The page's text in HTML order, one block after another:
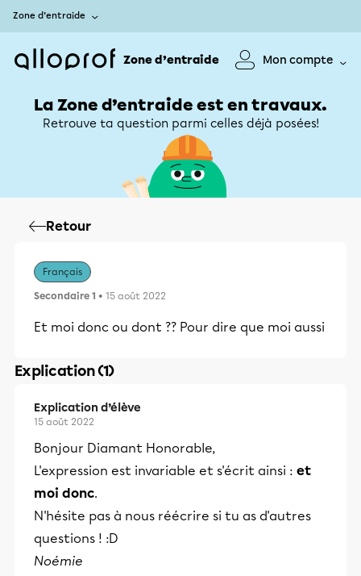
Zone d’entraide
Zone d’entraide Mon compte
La Zone d’entraide est en travaux.
Retrouve ta question parmi celles déjà posées!
Retour
Français
Secondaire 1 • 15 août 2022
Et moi donc ou dont ?? Pour dire que moi aussi
Explication (1)
Explication d’élève
15 août 2022
Bonjour Diamant Honorable,
L'expression est invariable et s'écrit ainsi : et
moi donc.
N'hésite pas à nous réécrire si tu as d'autres
questions ! :D
Noémie